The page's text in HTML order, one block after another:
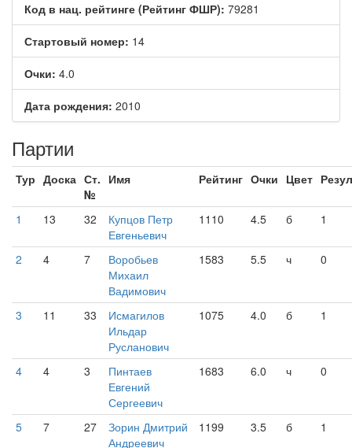
Код в нац. рейтинге (Рейтинг ФШР): 79281
Стартовый номер: 14
Очки: 4.0
Дата рождения: 2010
Партии
Тур Доска Ст.
№
Имя Рейтинг Очки Цвет
1 13 32
Купцов Петр
Евгеньевич
1110 4.5 б 1
2 4 7
Воробьев
Михаил
Вадимович
1583 5.5 ч 0
3 11 33
Исмагилов
Ильдар
Русланович
1075 4.0 б 1
4 4 3
Пинтаев
Евгений
Сергеевич
1683 6.0 ч 0
5 7 27
Зорин Дмитрий
Андреевич
1199 3.5 б 1